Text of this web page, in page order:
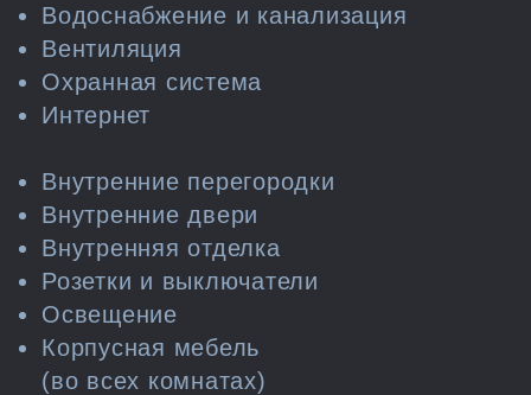
Водоснабжение и канализация
Вентиляция
Охранная система
Интернет
Внутренние перегородки
Внутренние двери
Внутренняя отделка
Розетки и выключатели
Освещение
Корпусная мебель
(во всех комнатах)